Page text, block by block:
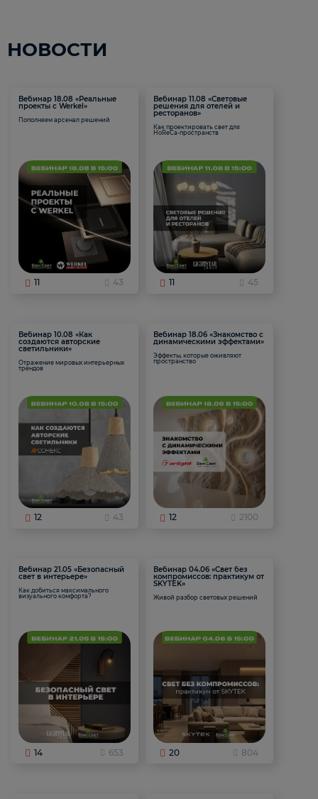
НОВОСТИ
Вебинар 18.08 «Реальные
проекты с Werkel»
Пополняем арсенал решений
11 43
Вебинар 11.08 «Световые
решения для отелей и
ресторанов»
Как проектировать свет для
HoReCa-пространств
11 45
Вебинар 10.08 «Как
создаются авторские
светильники»
Отражение мировых интерьерных
трендов
12 43
Вебинар 18.06 «Знакомство с
динамическими эффектами»
Эффекты, которые оживляют
пространство
12 2100
Вебинар 21.05 «Безопасный
свет в интерьере»
Как добиться максимального
визуального комфорта?
14 653
Вебинар 04.06 «Свет без
компромиссов: практикум от
SKYTEK»
Живой разбор световых решений
20 804